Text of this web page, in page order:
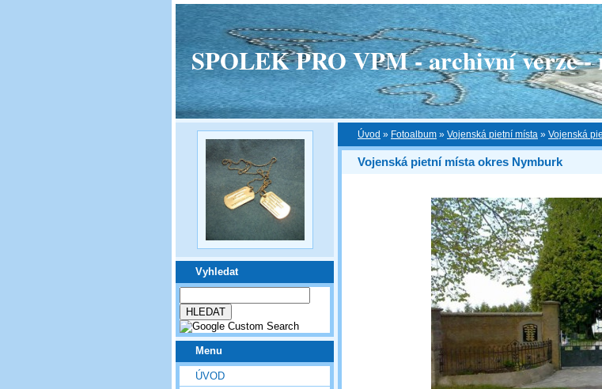
SPOLEK PRO VPM - archivní verze -
Vyhledat
Menu
ÚVOD
Úvod » Fotoalbum » Vojenská pietní místa » Vojenská
Vojenská pietní místa okres Nymburk